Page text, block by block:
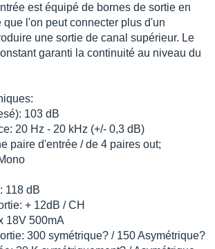
est équipé de bornes de sortie en
que l'on peut connecter plus d'un
une sortie de canal supérieur. Le
garanti la continuité au niveau du
103 dB
20 Hz - 20 kHz (+/- 0,3 dB)
paire d'entrée / de 4 paires out;
118 dB
+ 12dB / CH
18V 500mA
300 symétrique? / 150 Asymétrique?